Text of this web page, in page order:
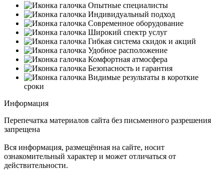
Опытные специалисты
Индивидуальный подход
Современное оборудование
Широкий спектр услуг
Гибкая система скидок и акций
Удобное расположение
Комфортная атмосфера
Безопасность и гарантия
Видимые результаты в короткие
сроки
Информация
Перепечатка материалов сайта без письменного разрешения
запрещена
Вся информация, размещённая на сайте, носит
ознакомительный характер и может отличаться от
действительности.